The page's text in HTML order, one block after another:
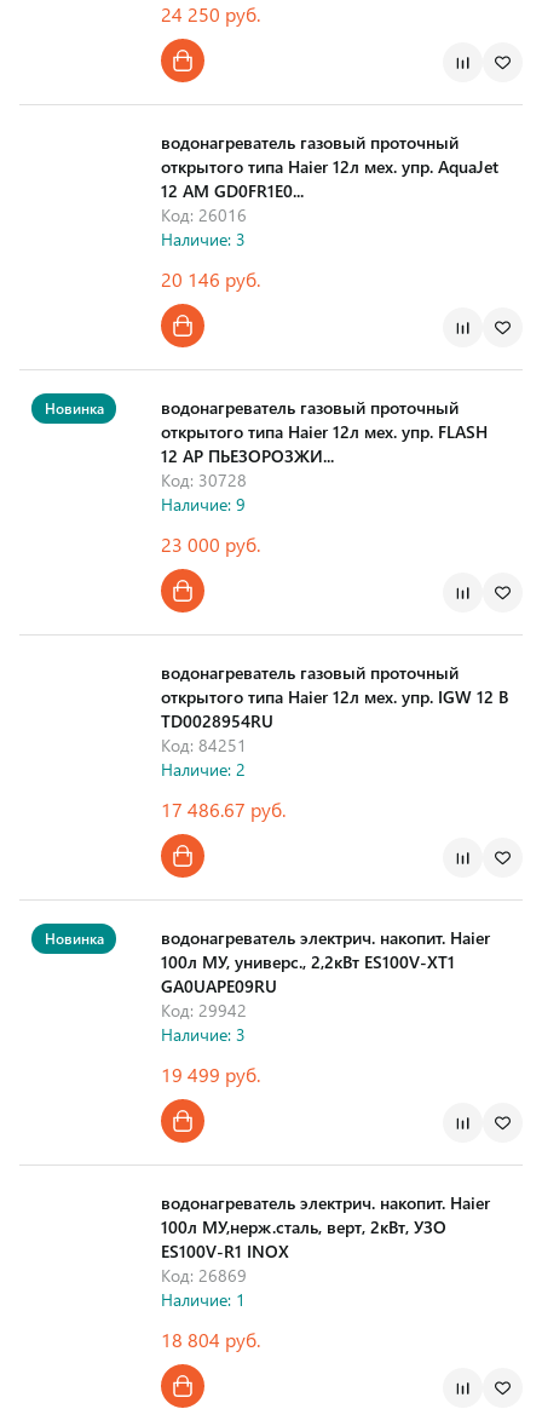
24 250 руб.
водонагреватель газовый проточный
открытого типа Haier 12л мех. упр. AquaJet
12 AM GD0FR1E0...
Код: 26016
Наличие: 3
20 146 руб.
водонагреватель газовый проточный
открытого типа Haier 12л мех. упр. FLASH
12 AP ПЬЕЗОРОЗЖИ...
Код: 30728
Наличие: 9
23 000 руб.
Новинка
водонагреватель газовый проточный
открытого типа Haier 12л мех. упр. IGW 12 B
TD0028954RU
Код: 84251
Наличие: 2
17 486.67 руб.
водонагреватель электрич. накопит. Haier
100л МУ, универс., 2,2кВт ES100V-XT1
GA0UAPE09RU
Код: 29942
Наличие: 3
19 499 руб.
Новинка
водонагреватель электрич. накопит. Haier
100л МУ,нерж.сталь, верт, 2кВт, УЗО
ES100V-R1 INOX
Код: 26869
Наличие: 1
18 804 руб.